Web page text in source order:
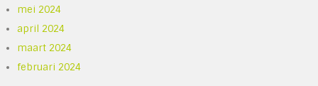
mei 2024
april 2024
maart 2024
februari 2024